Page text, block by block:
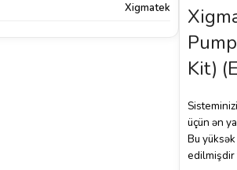
Xigmatek
Kit)
üçün ən
Bu
edilmişdir